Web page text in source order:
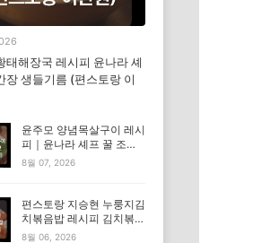
태해장국 레시피 윤나라 셰
장 생들기름 (편스토랑 이
윤주모 양념목살구이 레시
피｜윤나라 셰프 꿀 조선
간장 정보 (편스토랑 이찬
8월 07, 2026
편스토랑 지승현 누룽지김
치볶음밥 레시피 김치볶음
밥 만드는법
8월 06, 2026